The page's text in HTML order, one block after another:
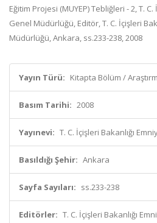
Eğitim Projesi (MUYEP) Tebliğleri - 2, T.
Genel Müdürlüğü, Editör, T. C. İçişleri
Müdürlüğü, Ankara, ss.233-238, 2008
Yayın Türü: Kitapta Bölüm /
Basım Tarihi: 2008
Yayınevi: T. C. İçişleri Bakanlığı
Basıldığı Şehir: Ankara
Sayfa Sayıları: ss.233-238
Editörler: T. C. İçişleri Bakanlığı